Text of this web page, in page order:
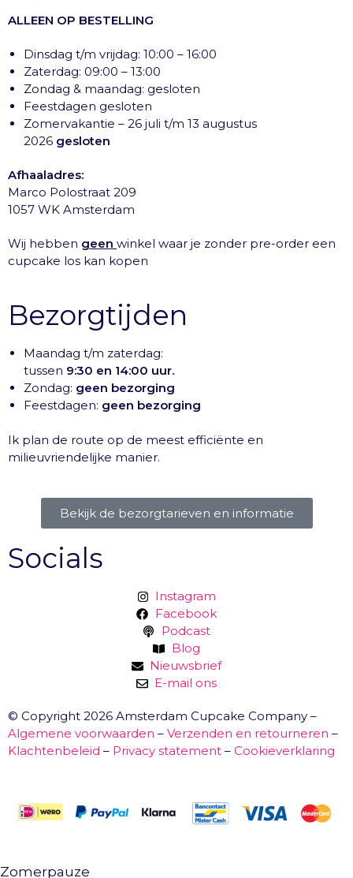
ALLEEN OP BESTELLING
Dinsdag t/m vrijdag: 10:00 – 16:00
Zaterdag: 09:00 – 13:00
Zondag & maandag: gesloten
Feestdagen gesloten
Zomervakantie – 26 juli t/m 13 augustus
2026 gesloten
Afhaaladres:
Marco Polostraat 209
1057 WK Amsterdam
Wij hebben geen winkel waar je zonder pre-order een
cupcake los kan kopen
Bezorgtijden
Maandag t/m zaterdag:
tussen 9:30 en 14:00 uur.
Zondag: geen bezorging
Feestdagen: geen bezorging
Ik plan de route op de meest efficiënte en
milieuvriendelijke manier.
Bekijk de bezorgtarieven en informatie
Socials
Instagram
Facebook
Podcast
Blog
Nieuwsbrief
E-mail ons
© Copyright 2026 Amsterdam Cupcake Company –
Algemene voorwaarden – Verzenden en retourneren –
Klachtenbeleid – Privacy statement – Cookieverklaring
Zomerpauze